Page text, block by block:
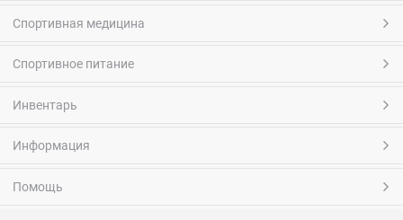
Спортивная медицина
Спортивное питание
Инвентарь
Информация
Помощь